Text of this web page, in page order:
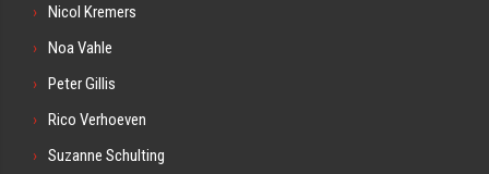
Nicol Kremers
Noa Vahle
Peter Gillis
Rico Verhoeven
Suzanne Schulting